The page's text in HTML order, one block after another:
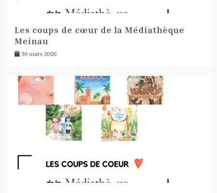
Les coups de cœur de la Médiathèque
Meinau
30 mars 2026